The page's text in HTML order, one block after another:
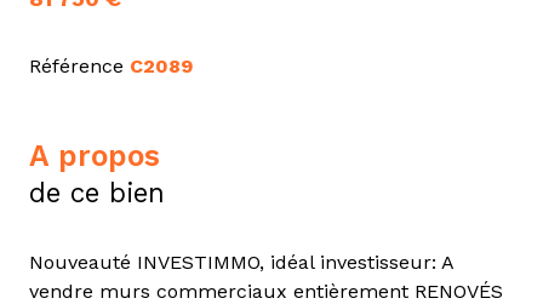
Référence C2089
a propos
de ce bien
Nouveauté INVESTIMMO, idéal investisseur: A
vendre murs commerciaux entièrement RENOVÉS